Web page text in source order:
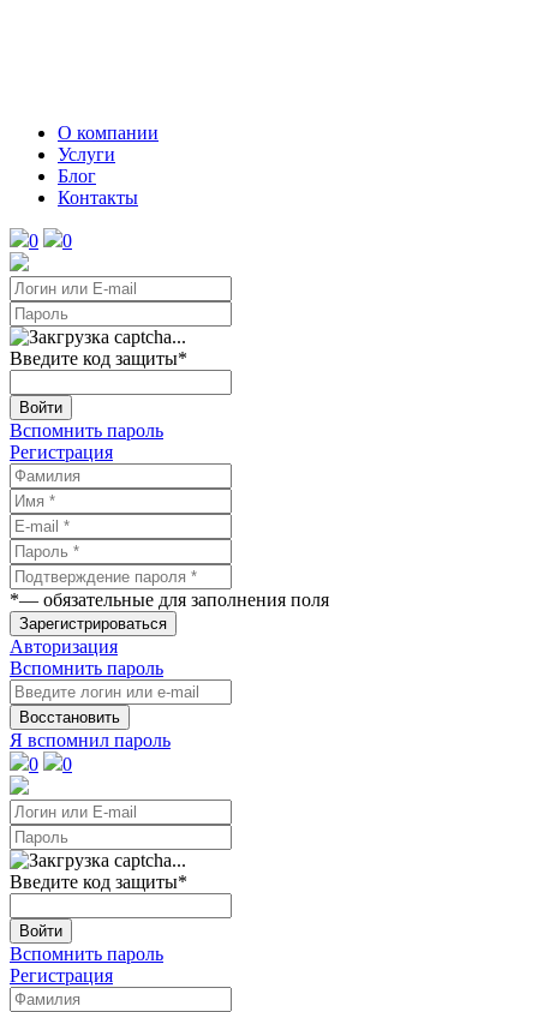
О компании
Услуги
Блог
Контакты
0 0
Введите код защиты*
Войти
Вспомнить пароль
Регистрация
*— обязательные для заполнения поля
Зарегистрироваться
Авторизация
Вспомнить пароль
Восстановить
Я вспомнил пароль
0
0
Введите код защиты*
Войти
Вспомнить пароль
Регистрация